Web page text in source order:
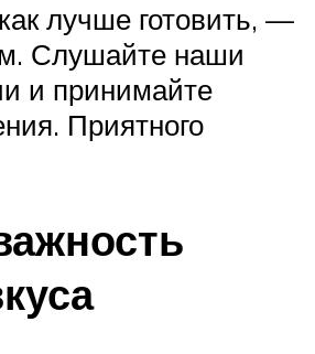
лучше готовить, —
Слушайте наши
и принимайте
Приятного